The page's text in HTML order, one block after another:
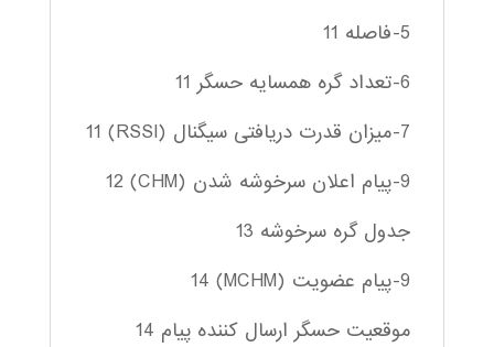
5-فاصله 11
6-تعداد گره همسایه حسگر 11
7-میزان قدرت دریافتی سیگنال (RSSI) 11
9-پیام اعلان سرخوشه شدن (CHM) 12
جدول گره سرخوشه 13
9-پیام عضویت (MCHM) 14
موقعیت حسگر ارسال کننده پیام 14